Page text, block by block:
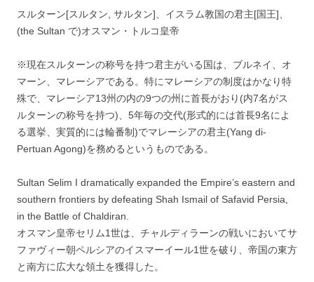
スルターン[スルタン, サルタン]、イスラム教国の君主[国王]、
(the Sultan で)オスマン・トルコ皇帝
※現在スルターンの称号を持つ君主がいる国は、ブルネイ、オ
マーン、マレーシアである。特にマレーシアの制度はかなり特
殊で、マレーシア13州の内の9つの州に首長がおり(内7名がス
ルターンの称号を持つ)、5年毎の交代(形式的には首長9名によ
る選挙、実質的には輪番制)でマレーシアの君主(Yang di-
Pertuan Agong)を務めるというものである。
Sultan Selim I dramatically expanded the Empire’s eastern and
southern frontiers by defeating Shah Ismail of Safavid Persia,
in the Battle of Chaldiran.
オスマン皇帝セリム1世は、チャルディラーンの戦いにおいてサ
ファヴィー朝ペルシアのイスマーイール1世を破り、帝国の東方
と南方に広大な領土を獲得した。